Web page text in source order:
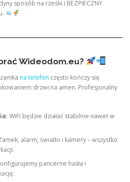
sposób na rześki i BEZPIECZNY
Wideodom.eu?
na telefon często kończy się
drzwi na amen. Profesjonalny
WiFi będzie działać stabilnie nawet w
alarm, światło i kamery – wszystko
pancerne hasła i